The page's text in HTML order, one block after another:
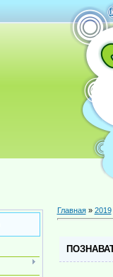
Главная» 2019